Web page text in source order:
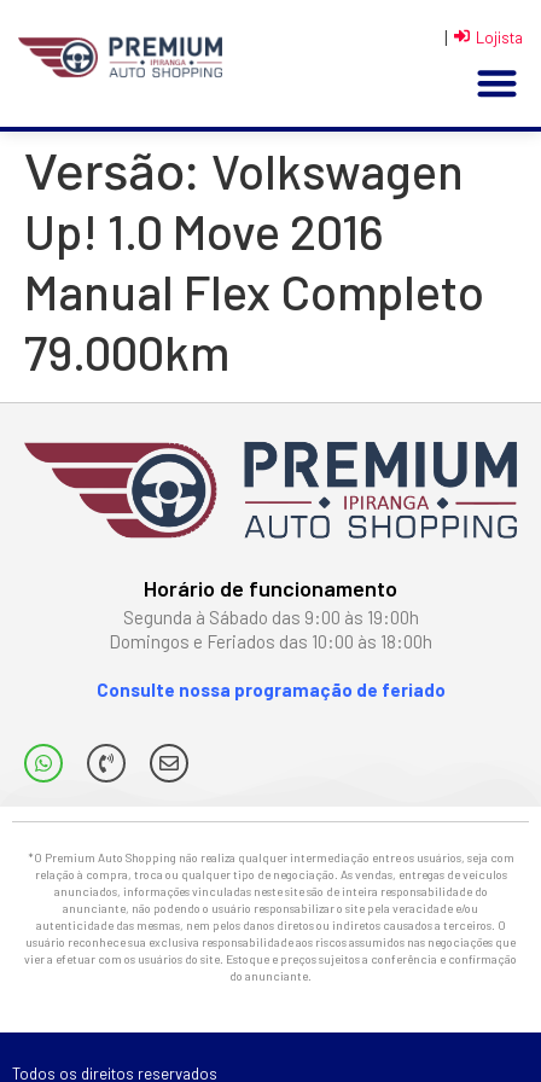
| Lojista
Versão: Volkswagen
Up! 1.0 Move 2016
Manual Flex Completo
79.000km
Horário de funcionamento
Segunda à Sábado das 9:00 às 19:00h
Domingos e Feriados das 10:00 às 18:00h
Consulte nossa programação de feriado
*O Premium Auto Shopping não realiza qualquer intermediação entre os usuários, seja com
relação à compra, troca ou qualquer tipo de negociação. As vendas, entregas de veículos
anunciados, informações vinculadas neste site são de inteira responsabilidade do
anunciante, não podendo o usuário responsabilizar o site pela veracidade e/ou
autenticidade das mesmas, nem pelos danos diretos ou indiretos causados a terceiros. O
usuário reconhece sua exclusiva responsabilidade aos riscos assumidos nas negociações que
vier a efetuar com os usuários do site. Estoque e preços sujeitos a conferência e confirmação
do anunciante.
Todos os direitos reservados